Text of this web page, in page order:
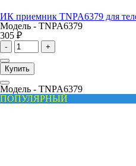
ИК приемник TNPA6379 для
Модель - TNPA6379
305 ₽
- +
Купить
Модель - TNPA6379
ПОПУЛЯРНЫЙ